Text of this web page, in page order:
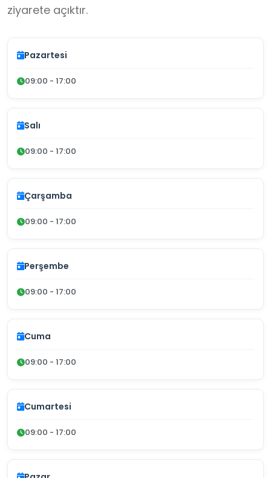
ziyarete açıktır.
Pazartesi
09:00 - 17:00
Salı
09:00 - 17:00
Çarşamba
09:00 - 17:00
Perşembe
09:00 - 17:00
Cuma
09:00 - 17:00
Cumartesi
09:00 - 17:00